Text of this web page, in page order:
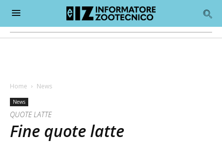
Home News
News
QUOTE LATTE
Fine quote latte